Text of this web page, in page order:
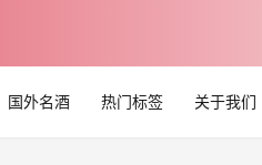
国外名酒 热门标签 关于我们